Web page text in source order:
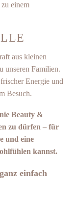
einem
aus kleinen
unseren Familien.
Energie und
Besuch.
Beauty &
zu dürfen – für
und eine
kannst.
einfach